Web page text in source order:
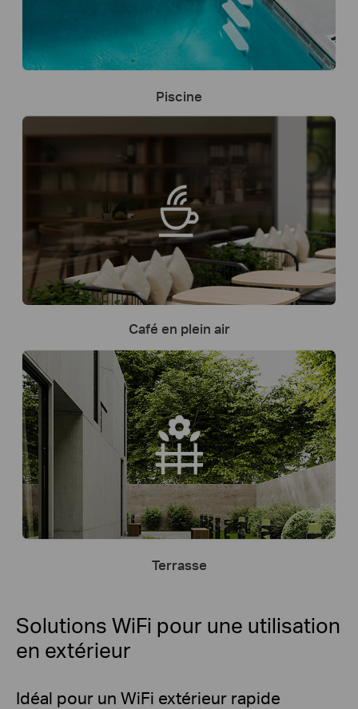
Piscine
Café en plein air
Terrasse
Solutions WiFi pour une utilisation
en extérieur
Idéal pour un WiFi extérieur rapide